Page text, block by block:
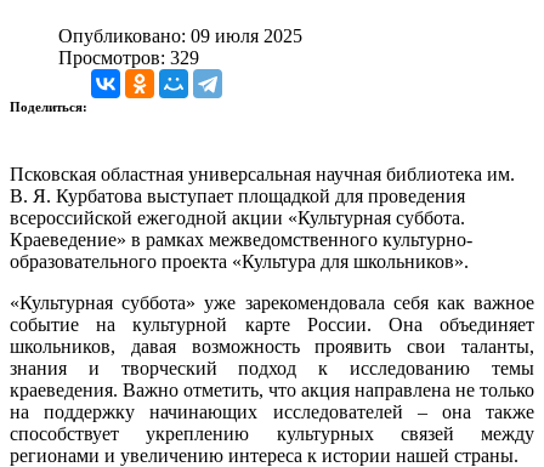
Опубликовано: 09 июля 2025
Просмотров: 329
Поделиться:
Псковская областная универсальная научная библиотека им.
В. Я. Курбатова выступает площадкой для проведения
всероссийской ежегодной акции «Культурная суббота.
Краеведение» в рамках межведомственного культурно-
образовательного проекта «Культура для школьников».
«Культурная суббота» уже зарекомендовала себя как важное
событие на культурной карте России. Она объединяет
школьников, давая возможность проявить свои таланты,
знания и творческий подход к исследованию темы
краеведения. Важно отметить, что акция направлена не только
на поддержку начинающих исследователей – она также
способствует укреплению культурных связей между
регионами и увеличению интереса к истории нашей страны.